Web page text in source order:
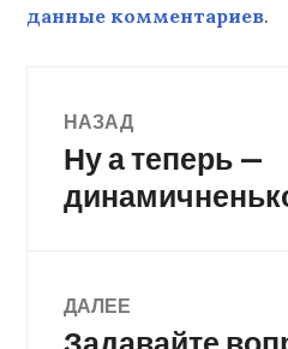
данные комментариев.
Навигация
по
НАЗАД
Предыдущая
запись:
Ну а теперь —
ДАЛЕЕ
Следующая
Задавайте